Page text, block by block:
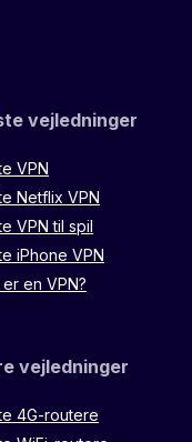
vejledninger
VPN
Netflix VPN
VPN til spil
iPhone VPN
en VPN?
vejledninger
4G-routere